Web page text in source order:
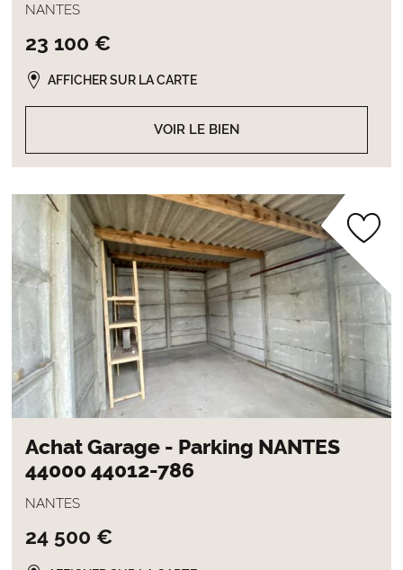
NANTES
23 100 €
VOIR LE BIEN
AFFICHER SUR LA CARTE
Achat Garage - Parking NANTES
44000 44012-786
NANTES
24 500 €